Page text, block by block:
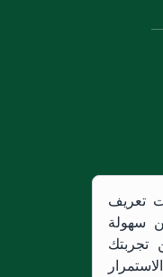
تعريف
سهولة
تجربتك